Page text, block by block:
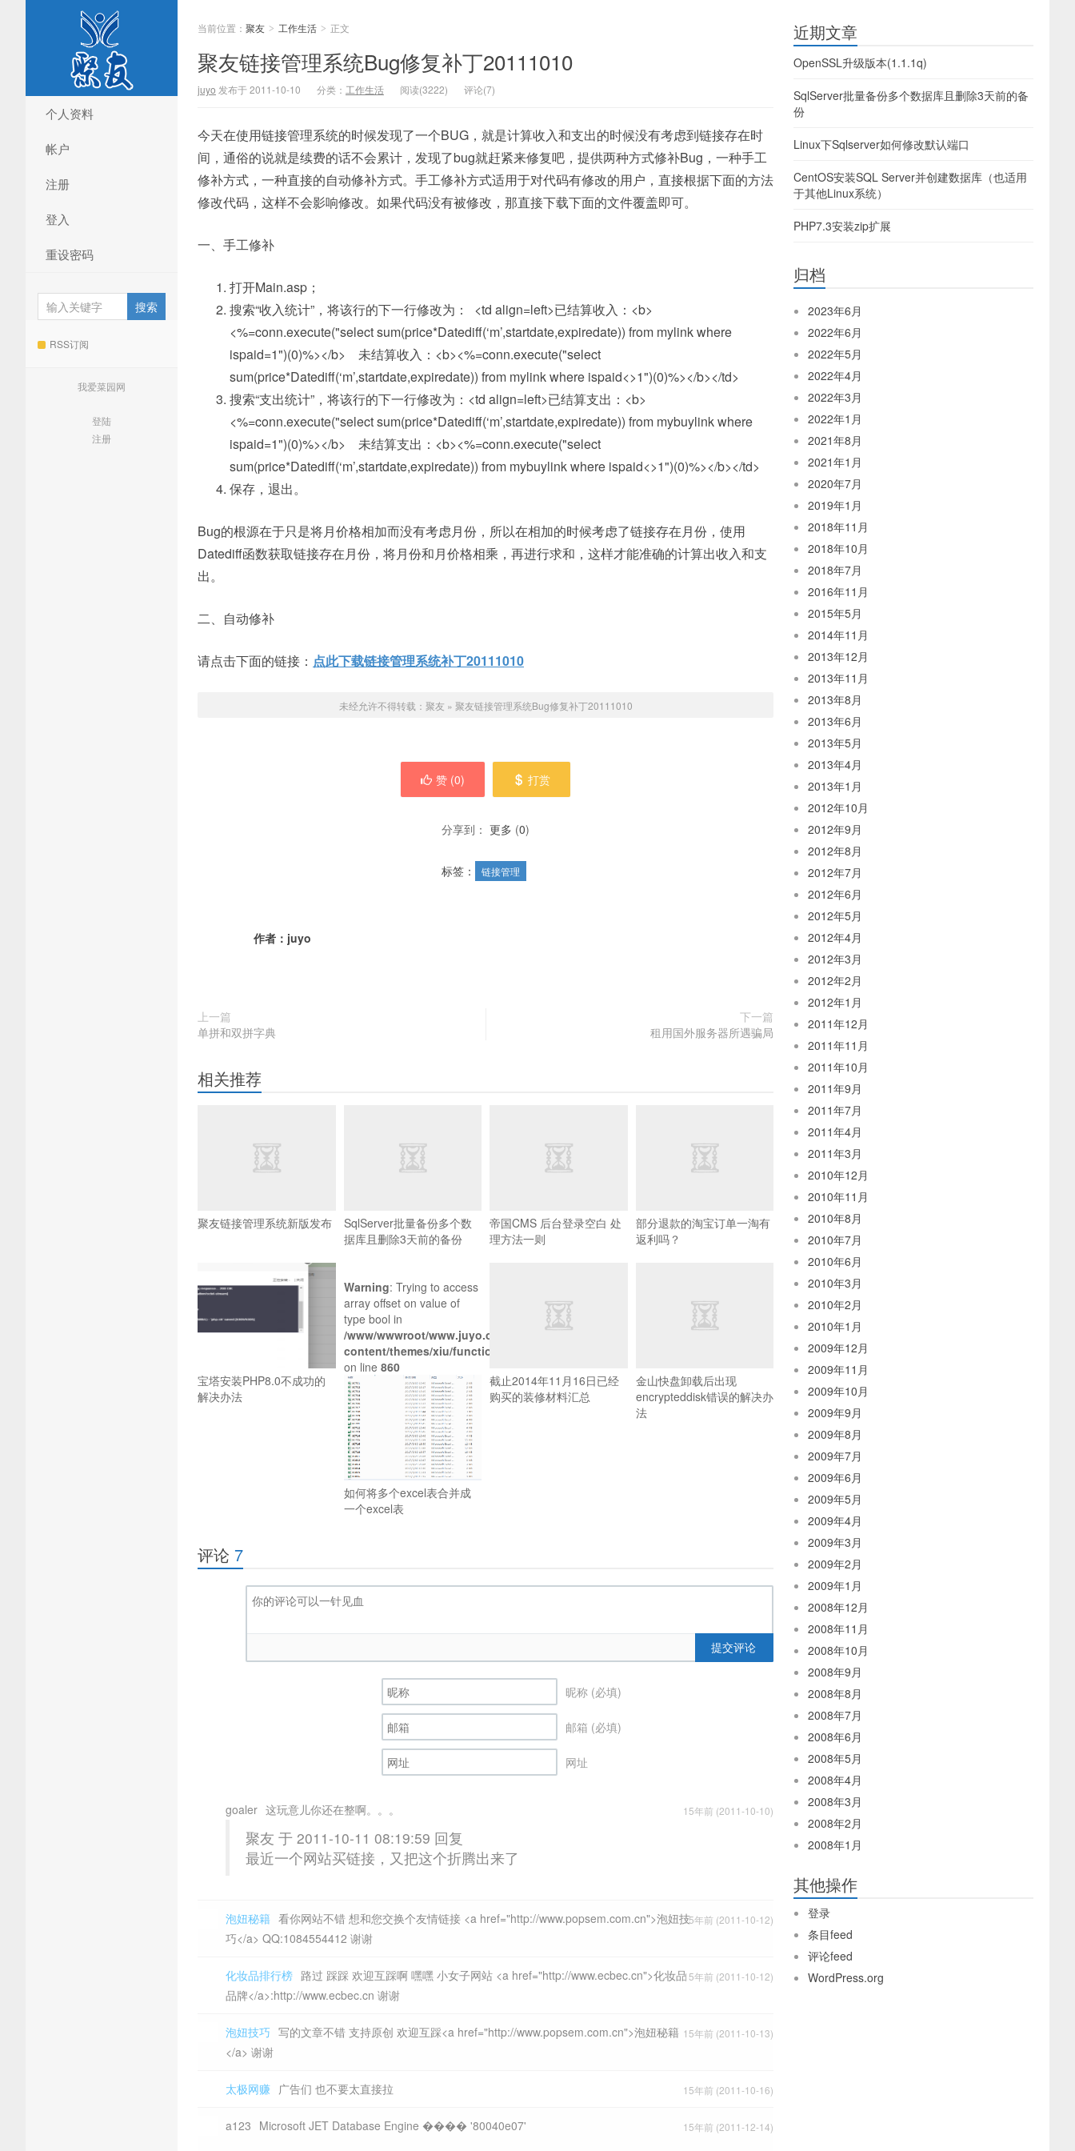
个人资料
帐户
注册
登入
重设密码
RSS订阅
我爱菜园网
登陆
注册
当前位置： 聚友 > 工作生活 > 正文
聚友链接管理系统Bug修复补丁20111010
juyo 发布于 2011-10-10 分类： 工作生活 阅读(3222) 评论(7)
今天在使用链接管理系统的时候发现了一个BUG，就是计算收入和支出的时候没有考虑到链接存在时
间，通俗的说就是续费的话不会累计，发现了bug就赶紧来修复吧，提供两种方式修补Bug，一种手工
修补方式，一种直接的自动修补方式。手工修补方式适用于对代码有修改的用户，直接根据下面的方法
修改代码，这样不会影响修改。如果代码没有被修改，那直接下载下面的文件覆盖即可。
一、手工修补
打开Main.asp；
搜索“收入统计”，将该行的下一行修改为： <td align=left>已结算收入：<b>
<%=conn.execute("select sum(price*Datediff(‘m’,startdate,expiredate)) from mylink where
ispaid=1")(0)%></b> 未结算收入：<b><%=conn.execute("select
sum(price*Datediff(‘m’,startdate,expiredate)) from mylink where ispaid<>1")(0)%></b></td>
搜索“支出统计”，将该行的下一行修改为：<td align=left>已结算支出：<b>
<%=conn.execute("select sum(price*Datediff(‘m’,startdate,expiredate)) from mybuylink where
ispaid=1")(0)%></b> 未结算支出：<b><%=conn.execute("select
sum(price*Datediff(‘m’,startdate,expiredate)) from mybuylink where ispaid<>1")(0)%></b></td>
保存，退出。
Bug的根源在于只是将月价格相加而没有考虑月份，所以在相加的时候考虑了链接存在月份，使用
Datediff函数获取链接存在月份，将月份和月价格相乘，再进行求和，这样才能准确的计算出收入和支
出。
二、自动修补
请点击下面的链接： 点此下载链接管理系统补丁20111010
未经允许不得转载： 聚友 » 聚友链接管理系统Bug修复补丁20111010
赞 (0) 打赏
分享到： 更多 (0)
标签： 链接管理
作者： juyo
上一篇
单拼和双拼字典
下一篇
租用国外服务器所遇骗局
相关推荐
聚友链接管理系统新版发布
SqlServer批量备份多个数
据库且删除3天前的备份
帝国CMS 后台登录空白 处
理方法一则
部分退款的淘宝订单一淘有
返利吗？
宝塔安装PHP8.0不成功的
解决办法
Warning: Trying to access
array offset on value of
type bool in
/www/wwwroot/www.juyo.org/wp-
content/themes/xiu/functions.xiu.php
on line 860
如何将多个excel表合并成
一个excel表
截止2014年11月16日已经
购买的装修材料汇总
金山快盘卸载后出现
encrypteddisk错误的解决办
法
评论 7
提交评论
昵称 (必填)
邮箱 (必填)
网址
goaler 这玩意儿你还在整啊。。。
聚友 于 2011-10-11 08:19:59 回复
最近一个网站买链接，又把这个折腾出来了
15年前 (2011-10-10)
泡妞秘籍 看你网站不错 想和您交换个友情链接 <a href="http://www.popsem.com.cn">泡妞技
巧</a> QQ:1084554412 谢谢
15年前 (2011-10-12)
化妆品排行榜 路过 踩踩 欢迎互踩啊 嘿嘿 小女子网站 <a href="http://www.ecbec.cn">化妆品
品牌</a>:http://www.ecbec.cn 谢谢
15年前 (2011-10-12)
泡妞技巧 写的文章不错 支持原创 欢迎互踩<a href="http://www.popsem.com.cn">泡妞秘籍
</a> 谢谢
15年前 (2011-10-13)
太极网赚 广告们 也不要太直接拉 15年前 (2011-10-16)
a123 Microsoft JET Database Engine ���� '80040e07' 15年前 (2011-12-14)
近期文章
OpenSSL升级版本(1.1.1q)
SqlServer批量备份多个数据库且删除3天前的备
份
Linux下Sqlserver如何修改默认端口
CentOS安装SQL Server并创建数据库（也适用
于其他Linux系统）
PHP7.3安装zip扩展
归档
2023年6月
2022年6月
2022年5月
2022年4月
2022年3月
2022年1月
2021年8月
2021年1月
2020年7月
2019年1月
2018年11月
2018年10月
2018年7月
2016年11月
2015年5月
2014年11月
2013年12月
2013年11月
2013年8月
2013年6月
2013年5月
2013年4月
2013年1月
2012年10月
2012年9月
2012年8月
2012年7月
2012年6月
2012年5月
2012年4月
2012年3月
2012年2月
2012年1月
2011年12月
2011年11月
2011年10月
2011年9月
2011年7月
2011年4月
2011年3月
2010年12月
2010年11月
2010年8月
2010年7月
2010年6月
2010年3月
2010年2月
2010年1月
2009年12月
2009年11月
2009年10月
2009年9月
2009年8月
2009年7月
2009年6月
2009年5月
2009年4月
2009年3月
2009年2月
2009年1月
2008年12月
2008年11月
2008年10月
2008年9月
2008年8月
2008年7月
2008年6月
2008年5月
2008年4月
2008年3月
2008年2月
2008年1月
其他操作
登录
条目feed
评论feed
WordPress.org